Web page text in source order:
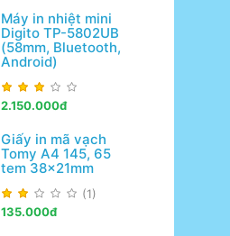
Máy in nhiệt mini
Digito TP-5802UB
(58mm, Bluetooth,
Android)
2.150.000đ
Giấy in mã vạch
Tomy A4 145, 65
tem 38x21mm
(1)
135.000đ